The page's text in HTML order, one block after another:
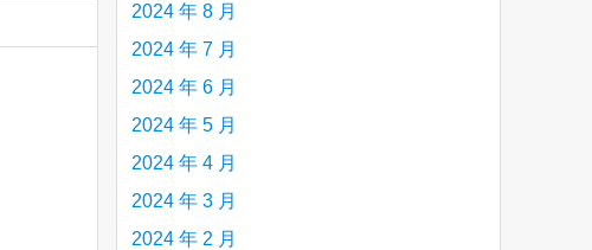
2024 年 8 月
2024 年 7 月
2024 年 6 月
2024 年 5 月
2024 年 4 月
2024 年 3 月
2024 年 2 月